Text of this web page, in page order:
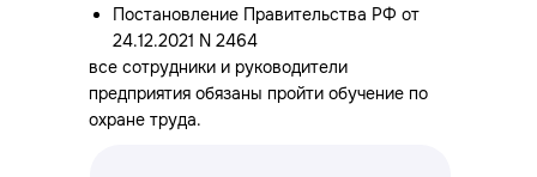
Постановление Правительства РФ от
24.12.2021 N 2464
все сотрудники и руководители
предприятия обязаны пройти обучение по
охране труда.